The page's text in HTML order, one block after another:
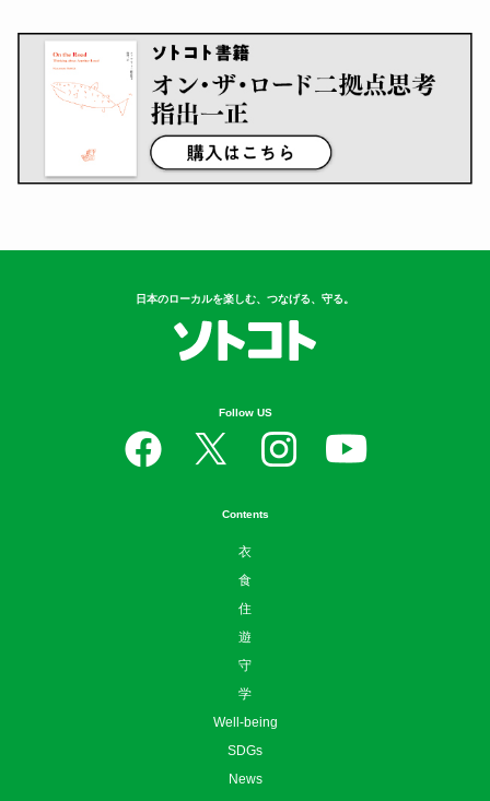
日本のローカルを楽しむ、つなげる、守る。
Follow US
Contents
衣
食
住
遊
守
学
Well-being
SDGs
News